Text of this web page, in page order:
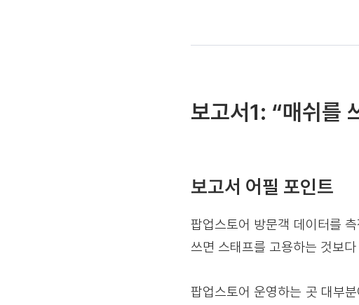
보고서1: “매쉬를
보고서 어필 포인트
팝업스토어 방문객 데이터를
쓰면 스태프를 고용하는 것보
팝업스토어 운영하는 곳 대부